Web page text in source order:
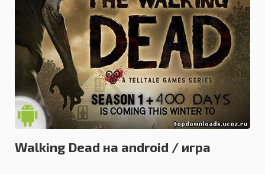
КАЗУАЛЬНЫЕ 09.12.2013
Walking Dead на android / игра
Ходячие Мертвецы